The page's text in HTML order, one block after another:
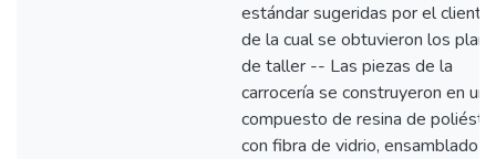
estándar sugeridas por el cliente,
de la cual se obtuvieron los
de taller -- Las piezas de la
carrocería se construyeron en un
compuesto de resina de
con fibra de vidrio, ensamblado a